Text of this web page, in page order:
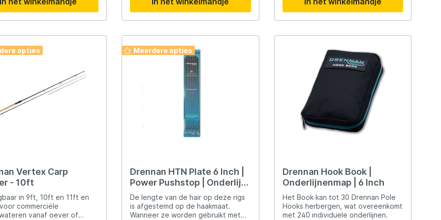
Mold Craft
Nays
Penn
Prologic Raven
Ridgemonkey Rive
voor beide katapults.
hengeldelen. Kan zelf op maat
gemaakt worden.
opties
Vertex Carp
- 10ft
in 9ft, 10ft en 11ft en
commerciële
vanaf oever of
Meerdere opties
Drennan HTN Plate 6 Inch |
Power Pushstop | Onderlijn
| Haakmaat 16
De lengte van de hair op deze rigs
is afgestemd op de haakmaat.
Wanneer ze worden gebruikt met
Drennan Hook Book |
Onderlijnenmap | 6 Inch
Het Book kan tot 30 Drennan Pole
Hooks herbergen, wat overeenkomt
met 240 individuele onderlijnen.